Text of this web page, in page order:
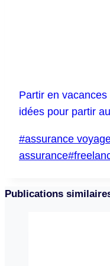
Partir en
idées pour partir
Étiquettes
de
publication :
#assurance
assurance#
Publications